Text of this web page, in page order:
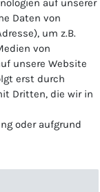
mit Kordelzug.
auf unserer
Daten von
um z.B.
von
unsere Website
erst durch
Dritten, die wir in
oder aufgrund
Recht, nicht
späteren
Sie unser